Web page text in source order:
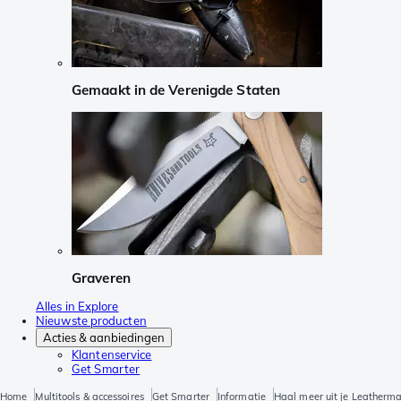
Gemaakt in de Verenigde Staten
Graveren
Alles in Explore
Nieuwste producten
Acties & aanbiedingen
Klantenservice
Get Smarter
Home Multitools & accessoires Get Smarter Informatie Haal meer uit je